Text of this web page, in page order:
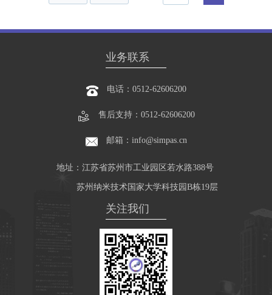
业务联系
电话：0512-62606200
售后支持：0512-62606200
邮箱：info@simpas.cn
地址：江苏省苏州市工业园区若水路388号
苏州纳米技术国家大学科技园B栋19层
关注我们